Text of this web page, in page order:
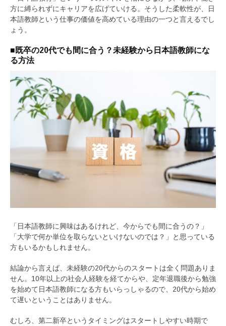
方に縛られずにキャリアを広げていける。そうした柔軟性が、日
本語教師という仕事の価値を高めている理由の一つと言えるでし
ょう。
■既卒の20代でも間に合う？未経験から日本語教師にな
る方法
「日本語教師に興味はあるけれど、今からでも間に合うの？」
「大学で何か単位を取らないといけないのでは？」と思っている
方もいるかもしれません。
結論から言えば、未経験の20代からのスタートは全く問題ありま
せん。10年以上の社会人経験を経てからや、定年退職後から勉強
を始めて日本語教師になる方もいらっしゃるので、20代から始め
て遅いということはありません。
むしろ、第二新卒というタイミングはスタートしやすい時期で